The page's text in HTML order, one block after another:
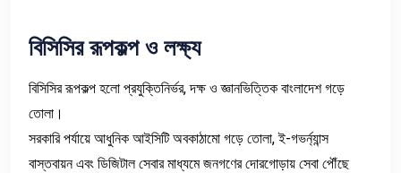
বিসিসির রূপকল্প ও লক্ষ্য
বিসিসির রূপকল্প হলো প্রযুক্তিনির্ভর, দক্ষ ও জ্ঞানভিত্তিক বাংলাদেশ গড়ে
তোলা।
সরকারি পর্যায়ে আধুনিক আইসিটি অবকাঠামো গড়ে তোলা, ই-গভর্ন্যান্স
বাস্তবায়ন এবং ডিজিটাল সেবার মাধ্যমে জনগণের দোরগোড়ায় সেবা পৌঁছে